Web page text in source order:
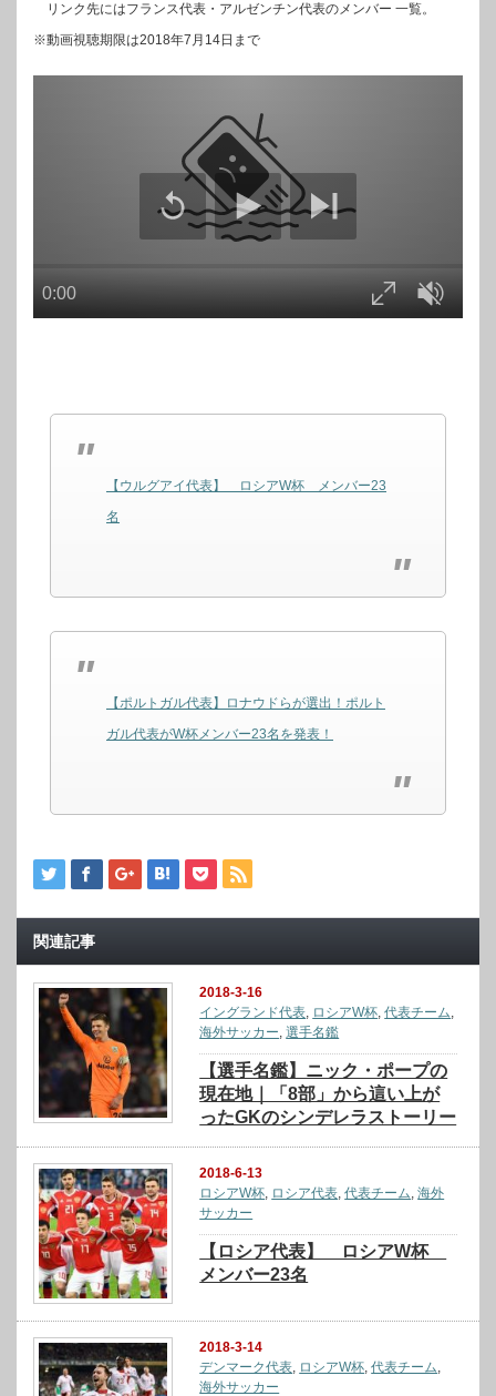
リンク先にはフランス代表・アルゼンチン代表のメンバー 一覧。
※動画視聴期限は2018年7月14日まで
【ウルグアイ代表】 ロシアW杯 メンバー23
名
【ポルトガル代表】ロナウドらが選出！ポルト
ガル代表がW杯メンバー23名を発表！
関連記事
2018-3-16
イングランド代表, ロシアW杯,代表チーム,
海外サッカー,選手名鑑
【選手名鑑】ニック・ポープの
現在地｜「8部」から這い上が
ったGKのシンデレラストーリー
2018-6-13
ロシアW杯, ロシア代表,代表チーム,海外
サッカー
【ロシア代表】 ロシアW杯
メンバー23名
2018-3-14
デンマーク代表 ロシアW杯 ,代表チーム
海外サッカー